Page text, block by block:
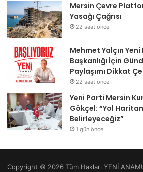
Mersin Çevre
Yasağı Çağrısı
22 saat önce
Mehmet Yalçın
Başkanlığı İçin
Paylaşımı Dikkat
22 saat önce
Yeni Parti Mersin
Gökçel: “Yol
Belirleyeceğiz”
1 gün önce
Copyright © 2026 Tüm Hakları YENİ